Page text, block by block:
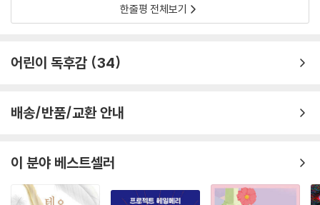
한줄평 전체보기
어린이 독후감 34
배송/반품/교환 안내
이 분야 베스트셀러